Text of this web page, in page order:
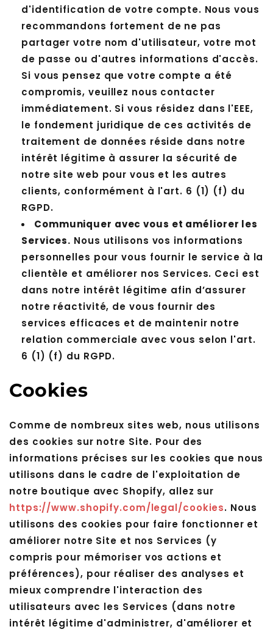
d'identification de votre compte. Nous vous
recommandons fortement de ne pas
partager votre nom d'utilisateur, votre mot
de passe ou d'autres informations d'accès.
Si vous pensez que votre compte a été
compromis, veuillez nous contacter
immédiatement. Si vous résidez dans l'EEE,
le fondement juridique de ces activités de
traitement de données réside dans notre
intérêt légitime à assurer la sécurité de
notre site web pour vous et les autres
clients, conformément à l'art. 6 (1) (f) du
RGPD.
Communiquer avec vous et améliorer les
Services. Nous utilisons vos informations
personnelles pour vous fournir le service à la
clientèle et améliorer nos Services. Ceci est
dans notre intérêt légitime afin d’assurer
notre réactivité, de vous fournir des
services efficaces et de maintenir notre
relation commerciale avec vous selon l'art.
6 (1) (f) du RGPD.
Cookies
Comme de nombreux sites web, nous utilisons
des cookies sur notre Site. Pour des
informations précises sur les cookies que nous
utilisons dans le cadre de l'exploitation de
notre boutique avec Shopify, allez sur
https://www.shopify.com/legal/cookies. Nous
utilisons des cookies pour faire fonctionner et
améliorer notre Site et nos Services (y
compris pour mémoriser vos actions et
préférences), pour réaliser des analyses et
mieux comprendre l'interaction des
utilisateurs avec les Services (dans notre
intérêt légitime d'administrer, d'améliorer et